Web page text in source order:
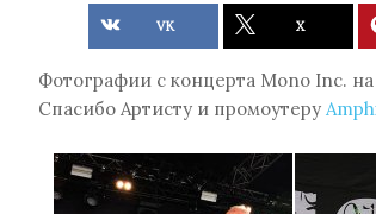
VK X
Фотографии с концерта Mono Inc. на
Спасибо Артисту и промоутеру